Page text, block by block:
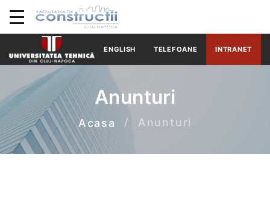
ENGLISH TELEFOANE INTRANET
Anunturi
Acasa Anunturi